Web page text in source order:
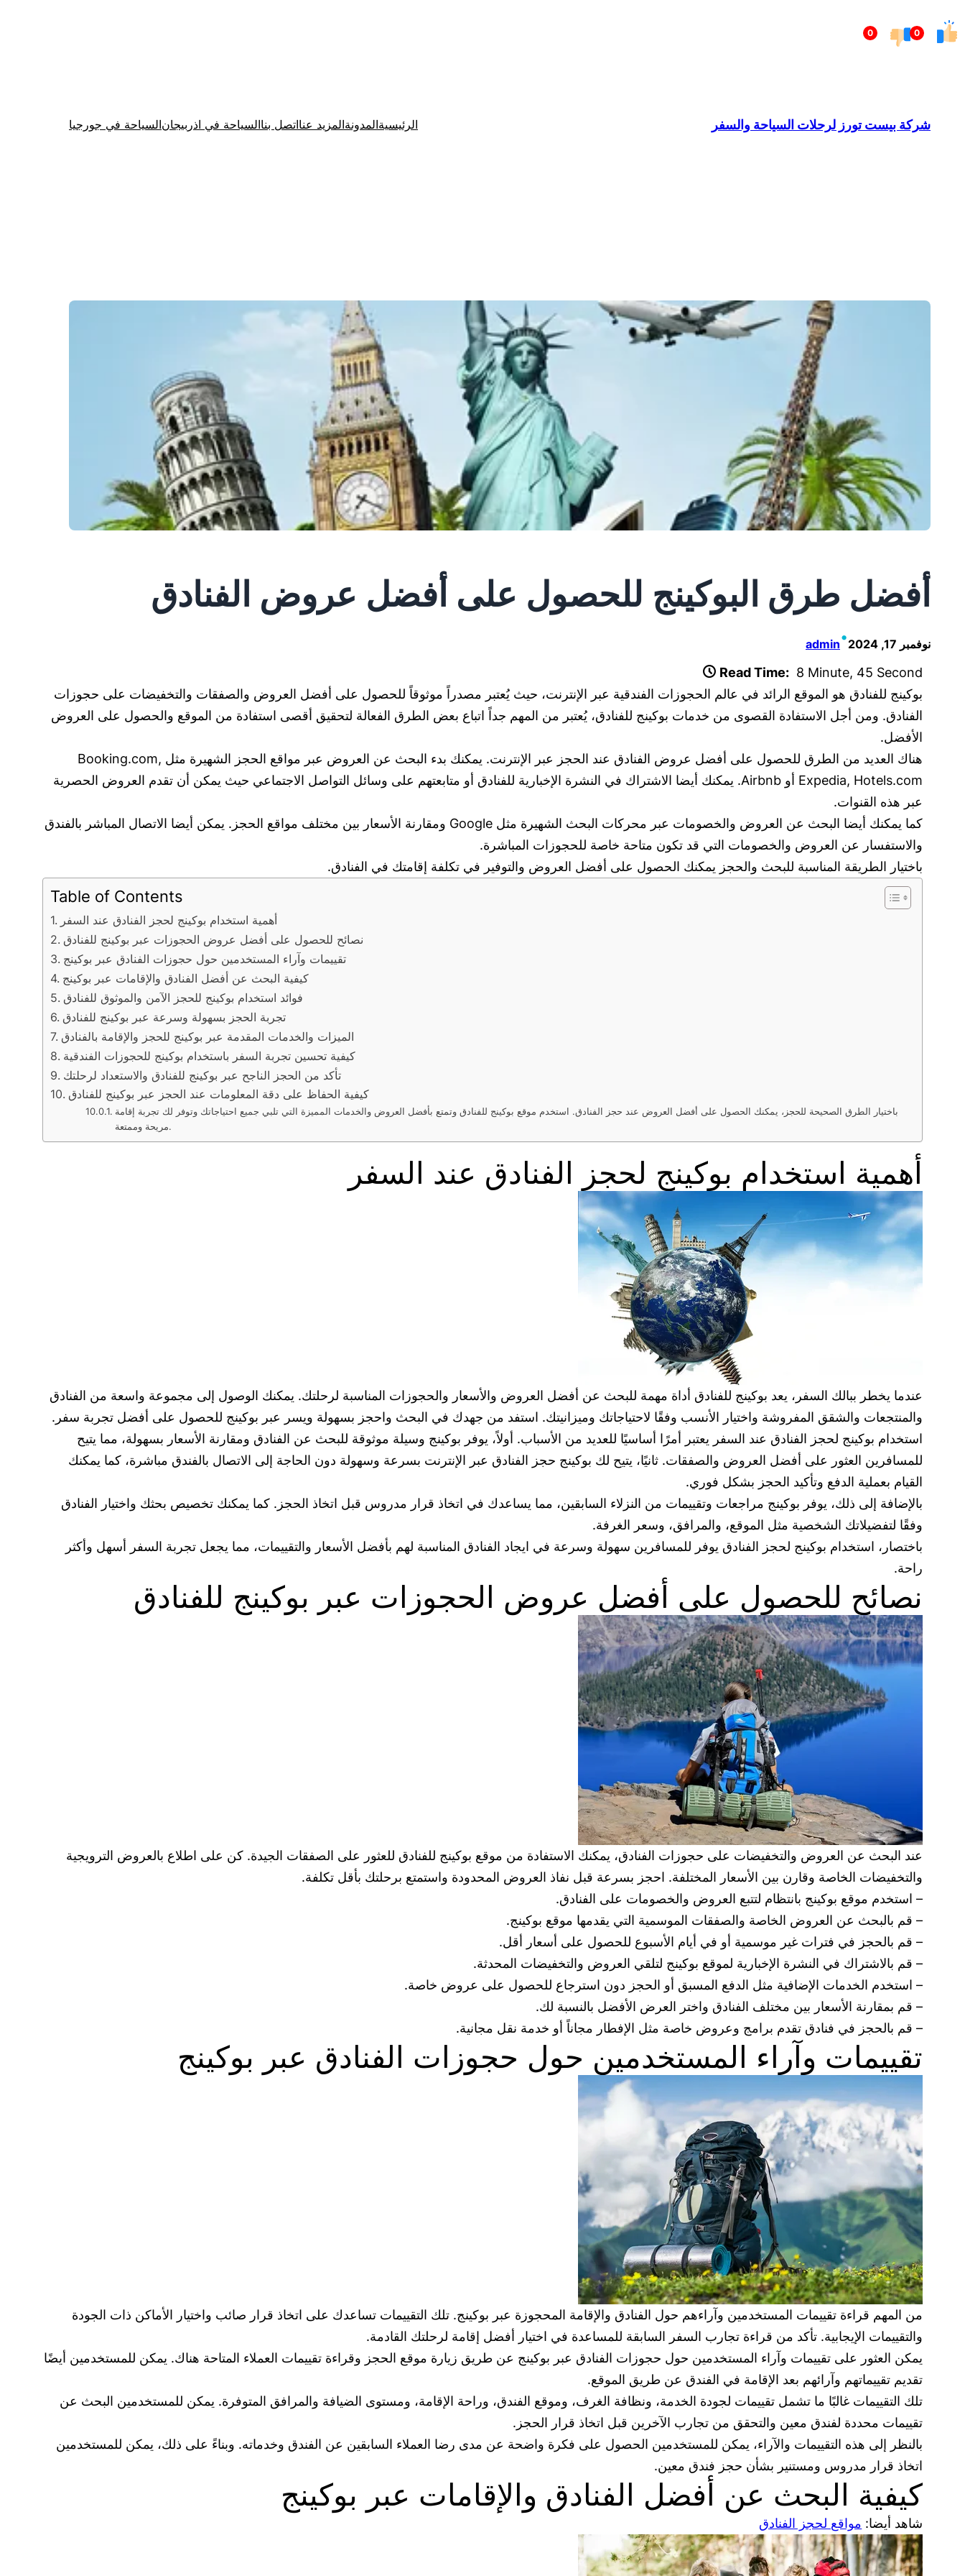
0
0إلى
شركة بيست تورز لرحلات السياحة والسفر الرئيسيةالمدونةالمزيد عنااتصل بناالسياحة في اذربيجانالسياحة في جورجيا
أفضل طرق البوكينج للحصول على أفضل عروض الفنادق
نوفمبر 17, 2024 •
admin
Read Time: 8 Minute, 45 Second
بوكينج للفنادق هو الموقع الرائد في عالم الحجوزات الفندقية عبر الإنترنت، حيث يُعتبر مصدراً موثوقاً للحصول على أفضل العروض والصفقات والتخفيضات على حجوزات
الفنادق. ومن أجل الاستفادة القصوى من خدمات بوكينج للفنادق، يُعتبر من المهم جداً اتباع بعض الطرق الفعالة لتحقيق أقصى استفادة من الموقع والحصول على العروض
الأفضل.
هناك العديد من الطرق للحصول على أفضل عروض الفنادق عند الحجز عبر الإنترنت. يمكنك بدء البحث عن العروض عبر مواقع الحجز الشهيرة مثل Booking.com,
Expedia, Hotels.com أو Airbnb. يمكنك أيضا الاشتراك في النشرة الإخبارية للفنادق أو متابعتهم على وسائل التواصل الاجتماعي حيث يمكن أن تقدم العروض الحصرية
عبر هذه القنوات.
كما يمكنك أيضا البحث عن العروض والخصومات عبر محركات البحث الشهيرة مثل Google ومقارنة الأسعار بين مختلف مواقع الحجز. يمكن أيضا الاتصال المباشر بالفندق
والاستفسار عن العروض والخصومات التي قد تكون متاحة خاصة للحجوزات المباشرة.
باختيار الطريقة المناسبة للبحث والحجز يمكنك الحصول على أفضل العروض والتوفير في تكلفة إقامتك في الفنادق.
Table of Contents
أهمية استخدام بوكينج لحجز الفنادق عند السفر
نصائح للحصول على أفضل عروض الحجوزات عبر بوكينج للفنادق
تقييمات وآراء المستخدمين حول حجوزات الفنادق عبر بوكينج
كيفية البحث عن أفضل الفنادق والإقامات عبر بوكينج
فوائد استخدام بوكينج للحجز الآمن والموثوق للفنادق
تجربة الحجز بسهولة وسرعة عبر بوكينج للفنادق
الميزات والخدمات المقدمة عبر بوكينج للحجز والإقامة بالفنادق
كيفية تحسين تجربة السفر باستخدام بوكينج للحجوزات الفندقية
تأكد من الحجز الناجح عبر بوكينج للفنادق والاستعداد لرحلتك
كيفية الحفاظ على دقة المعلومات عند الحجز عبر بوكينج للفنادق
باختيار الطرق الصحيحة للحجز، يمكنك الحصول على أفضل العروض عند حجز الفنادق. استخدم موقع بوكينج للفنادق وتمتع بأفضل العروض والخدمات المميزة التي تلبي جميع احتياجاتك وتوفر لك تجربة إقامة
مريحة وممتعة.
أهمية استخدام بوكينج لحجز الفنادق عند السفر
عندما يخطر ببالك السفر، يعد بوكينج للفنادق أداة مهمة للبحث عن أفضل العروض والأسعار والحجوزات المناسبة لرحلتك. يمكنك الوصول إلى مجموعة واسعة من الفنادق
والمنتجعات والشقق المفروشة واختيار الأنسب وفقًا لاحتياجاتك وميزانيتك. استفد من جهدك في البحث واحجز بسهولة ويسر عبر بوكينج للحصول على أفضل تجربة سفر.
استخدام بوكينج لحجز الفنادق عند السفر يعتبر أمرًا أساسيًا للعديد من الأسباب. أولاً، يوفر بوكينج وسيلة موثوقة للبحث عن الفنادق ومقارنة الأسعار بسهولة، مما يتيح
للمسافرين العثور على أفضل العروض والصفقات. ثانيًا، يتيح لك بوكينج حجز الفنادق عبر الإنترنت بسرعة وسهولة دون الحاجة إلى الاتصال بالفندق مباشرة، كما يمكنك
القيام بعملية الدفع وتأكيد الحجز بشكل فوري.
بالإضافة إلى ذلك، يوفر بوكينج مراجعات وتقييمات من النزلاء السابقين، مما يساعدك في اتخاذ قرار مدروس قبل اتخاذ الحجز. كما يمكنك تخصيص بحثك واختيار الفنادق
وفقًا لتفضيلاتك الشخصية مثل الموقع، والمرافق، وسعر الغرفة.
باختصار، استخدام بوكينج لحجز الفنادق يوفر للمسافرين سهولة وسرعة في ايجاد الفنادق المناسبة لهم بأفضل الأسعار والتقييمات، مما يجعل تجربة السفر أسهل وأكثر
راحة.
نصائح للحصول على أفضل عروض الحجوزات عبر بوكينج للفنادق
عند البحث عن العروض والتخفيضات على حجوزات الفنادق، يمكنك الاستفادة من موقع بوكينج للفنادق للعثور على الصفقات الجيدة. كن على اطلاع بالعروض الترويجية
والتخفيضات الخاصة وقارن بين الأسعار المختلفة. احجز بسرعة قبل نفاذ العروض المحدودة واستمتع برحلتك بأقل تكلفة.
– استخدم موقع بوكينج بانتظام لتتبع العروض والخصومات على الفنادق.
– قم بالبحث عن العروض الخاصة والصفقات الموسمية التي يقدمها موقع بوكينج.
– قم بالحجز في فترات غير موسمية أو في أيام الأسبوع للحصول على أسعار أقل.
– قم بالاشتراك في النشرة الإخبارية لموقع بوكينج لتلقي العروض والتخفيضات المحدثة.
– استخدم الخدمات الإضافية مثل الدفع المسبق أو الحجز دون استرجاع للحصول على عروض خاصة.
– قم بمقارنة الأسعار بين مختلف الفنادق واختر العرض الأفضل بالنسبة لك.
– قم بالحجز في فنادق تقدم برامج وعروض خاصة مثل الإفطار مجاناً أو خدمة نقل مجانية.
تقييمات وآراء المستخدمين حول حجوزات الفنادق عبر بوكينج
من المهم قراءة تقييمات المستخدمين وآراءهم حول الفنادق والإقامة المحجوزة عبر بوكينج. تلك التقييمات تساعدك على اتخاذ قرار صائب واختيار الأماكن ذات الجودة
والتقييمات الإيجابية. تأكد من قراءة تجارب السفر السابقة للمساعدة في اختيار أفضل إقامة لرحلتك القادمة.
يمكن العثور على تقييمات وآراء المستخدمين حول حجوزات الفنادق عبر بوكينج عن طريق زيارة موقع الحجز وقراءة تقييمات العملاء المتاحة هناك. يمكن للمستخدمين أيضًا
تقديم تقييماتهم وآرائهم بعد الإقامة في الفندق عن طريق الموقع.
تلك التقييمات غالبًا ما تشمل تقييمات لجودة الخدمة، ونظافة الغرف، وموقع الفندق، وراحة الإقامة، ومستوى الضيافة والمرافق المتوفرة. يمكن للمستخدمين البحث عن
تقييمات محددة لفندق معين والتحقق من تجارب الآخرين قبل اتخاذ قرار الحجز.
بالنظر إلى هذه التقييمات والآراء، يمكن للمستخدمين الحصول على فكرة واضحة عن مدى رضا العملاء السابقين عن الفندق وخدماته. وبناءً على ذلك، يمكن للمستخدمين
اتخاذ قرار مدروس ومستنير بشأن حجز فندق معين.
كيفية البحث عن أفضل الفنادق والإقامات عبر بوكينج
شاهد أيضا: مواقع لحجز الفنادق